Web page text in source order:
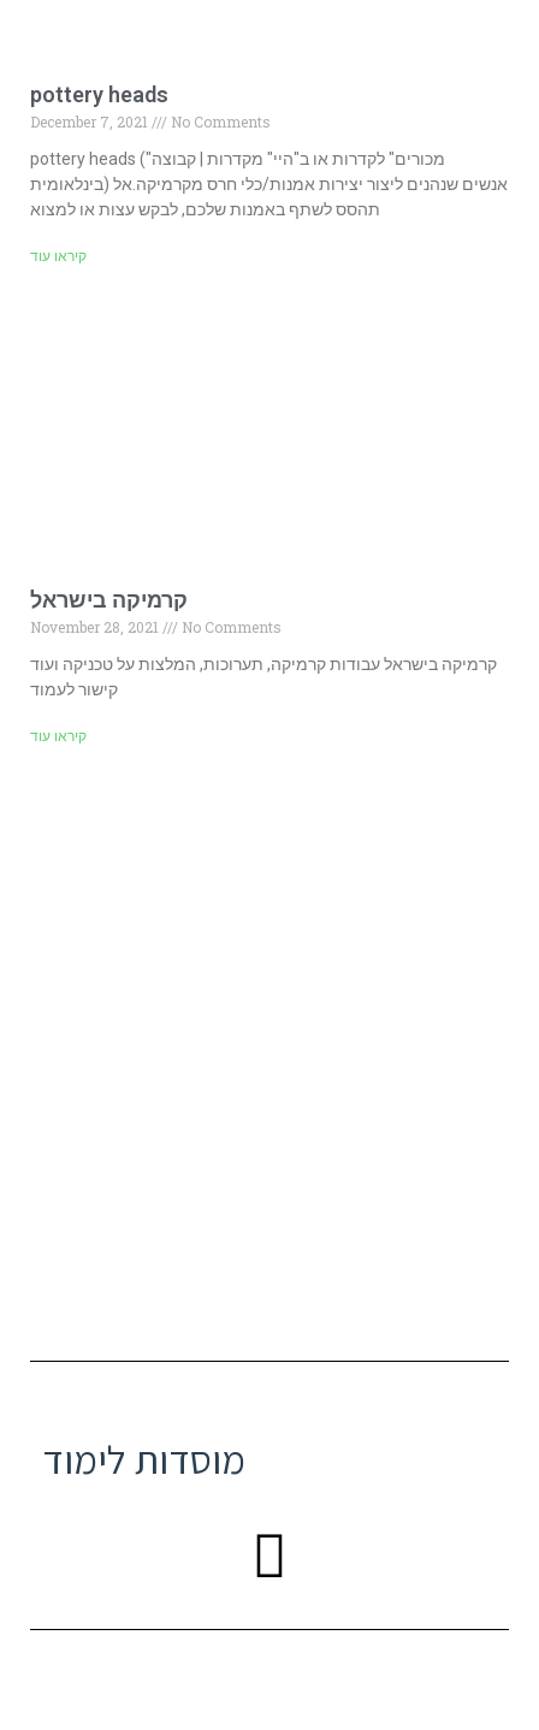
pottery heads
December 7, 2021
No Comments
pottery heads ("מכורים" לקדרות או ב"היי" מקדרות | קבוצה
בינלאומית) אנשים שנהנים ליצור יצירות אמנות/כלי חרס מקרמיקה.אל
תהסס לשתף באמנות שלכם, לבקש עצות או למצוא
קיראו עוד
קרמיקה בישראל
November 28, 2021
No Comments
קרמיקה בישראל עבודות קרמיקה, תערוכות, המלצות על טכניקה ועוד
קישור לעמוד
קיראו עוד
מוסדות לימוד